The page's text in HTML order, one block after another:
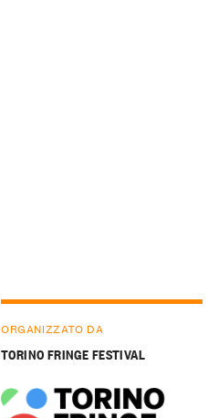
ORGANIZZATO DA
TORINO FRINGE FESTIVAL